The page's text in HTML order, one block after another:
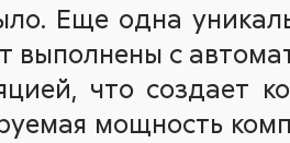
Еще одна
выполнены с
что создает
мощность